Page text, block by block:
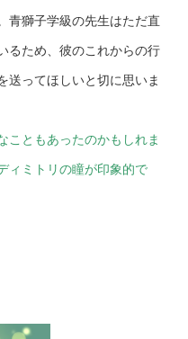
青獅子学級の先生はただ直
るため、彼のこれからの行
送ってほしいと切に思いま
こともあったのかもしれま
ィミトリの瞳が印象的で